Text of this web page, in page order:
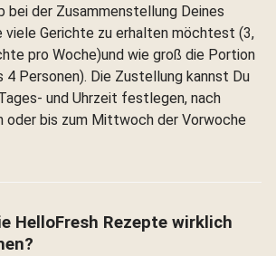
bei der Zusammenstellung Deines
viele Gerichte zu erhalten möchtest (3,
pro Woche)und wie groß die Portion
4 Personen). Die Zustellung kannst Du
und Uhrzeit festlegen, nach
oder bis zum Mittwoch der Vorwoche
HelloFresh Rezepte wirklich